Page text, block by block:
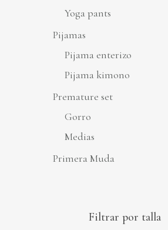
Yoga pants
Pijamas
Pijama enterizo
Pijama kimono
Premature set
Gorro
Medias
Primera Muda
Filtrar por talla